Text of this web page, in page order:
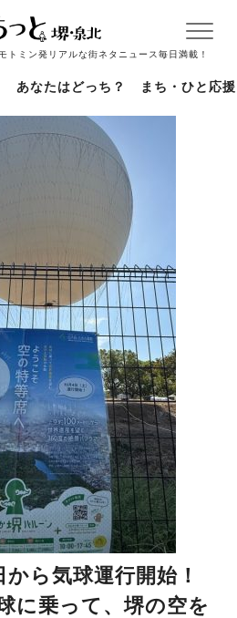
トミン発リアルな街ネタニュース毎日満載！
あなたはどっち？ まち・ひと応援
から気球運行開始！
に乗って、堺の空を